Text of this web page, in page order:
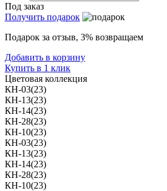
Под заказ
Получить подарок
Подарок за отзыв, 3% возвращаем
Добавить в корзину
Купить в 1 клик
Цветовая коллекция
КН-03(23)
КН-13(23)
КН-14(23)
КН-28(23)
КН-10(23)
КН-03(23)
КН-13(23)
КН-14(23)
КН-28(23)
КН-10(23)